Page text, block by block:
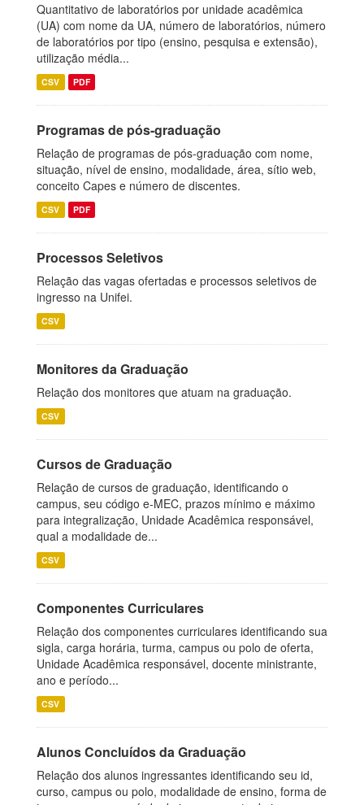
Quantitativo de laboratórios por unidade acadêmica
(UA) com nome da UA, número de laboratórios, número
de laboratórios por tipo (ensino, pesquisa e extensão),
utilização média...
CSV PDF
Programas de pós-graduação
Relação de programas de pós-graduação com nome,
situação, nível de ensino, modalidade, área, sítio web,
conceito Capes e número de discentes.
CSV PDF
Processos Seletivos
Relação das vagas ofertadas e processos seletivos de
ingresso na Unifei.
CSV
Monitores da Graduação
Relação dos monitores que atuam na graduação.
CSV
Cursos de Graduação
Relação de cursos de graduação, identificando o
campus, seu código e-MEC, prazos mínimo e máximo
para integralização, Unidade Acadêmica responsável,
qual a modalidade de...
CSV
Componentes Curriculares
Relação dos componentes curriculares identificando sua
sigla, carga horária, turma, campus ou polo de oferta,
Unidade Acadêmica responsável, docente ministrante,
ano e período...
CSV
Alunos Concluídos da Graduação
Relação dos alunos ingressantes identificando seu id,
curso, campus ou polo, modalidade de ensino, forma de